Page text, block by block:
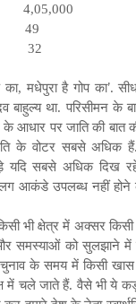
4,05,000
49
32
का, मधेपुरा है गोप का’.
बाहुल्य था. परिसीमन के
आधार पर जाति की बात
के वोटर सबसे अधिक
यदि सबसे अधिक दिख
आकंडे उपलब्ध नहीं होने
भी क्षेत्र में अक्सर
समस्याओं को सुलझाने में
के समय में किसी
में चले जाते हैं. वैसे भी ये